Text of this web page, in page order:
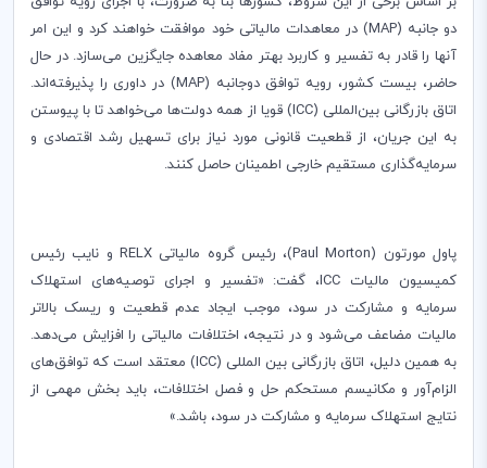
دو جانبه (MAP) در معاهدات مالیاتی خود موافقت خواهند کرد و این امر
آنها را قادر به تفسیر و کاربرد بهتر مفاد معاهده جایگزین می‌سازد. در حال
حاضر، بیست کشور، رویه توافق دوجانبه (MAP) در داوری را پذیرفته‌اند.
اتاق بازرگانی بین‌المللی (ICC) قویا از همه دولت‌ها می‌خواهد تا با پیوستن
به این جریان، از قطعیت قانونی مورد نیاز برای تسهیل رشد اقتصادی و
سرمایه‌گذاری مستقیم خارجی اطمینان حاصل کنند.
پاول مورتون (Paul Morton)، رئیس گروه مالیاتیRELX و نایب رئیس
کمیسیون مالیات ICC، گفت: «تفسیر و اجرای توصیه‌های استهلاک
سرمایه و مشارکت در سود، موجب ایجاد عدم قطعیت و ریسک بالاتر
مالیات مضاعف می‌شود و در نتیجه، اختلافات مالیاتی را افزایش می‌دهد.
به همین دلیل، اتاق بازرگانی بین المللی (ICC) معتقد است که توافق‌های
الزام‌آور و مکانیسم مستحکم حل و فصل اختلافات، باید بخش مهمی از
نتایج استهلاک سرمایه و مشارکت در سود، باشد.»